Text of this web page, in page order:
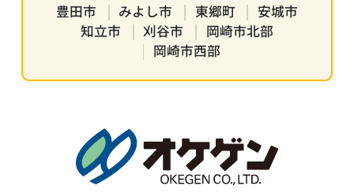
豊田市 みよし市 東郷町
安城市
知立市
刈谷市
岡崎市北部
岡崎市西部